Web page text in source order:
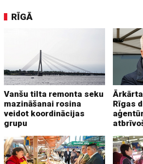
RĪGĀ
Vanšu tilta remonta seku
mazināšanai rosina
veidot koordinācijas
grupu
Rīgas